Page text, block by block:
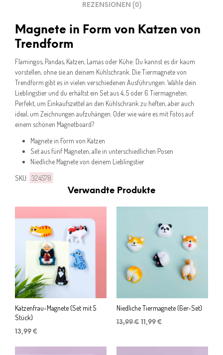
REZENSIONEN (0)
Magnete in Form von Katzen von
Trendform
Flamingos, Pandas, Katzen, Lamas oder Kühe: Du kannst es dir kaum
vorstellen, ohne sie an deinem Kühlschrank. Die Tiermagnete von
Trendform gibt es in vielen verschiedenen Ausführungen. Wähle dein
Lieblingstier und du erhältst ein Set aus 4, 5 oder 6 Tiermagneten.
Perfekt, um Einkaufszettel an den Kühlschrank zu heften, aber auch
ideal, um Zeichnungen aufzuhängen. Oder wie wäre es mit Fotos auf
einem schönen Magnetboard?
Magnete in Form von Katzen
Set aus fünf Magneten, alle in unterschiedlichen Posen
Niedliche Magnete von deinem Lieblingstier
SKU: 324578
Verwandte Produkte
Katzenfrau-Magnete (Set mit 5
Stück)
13,99 €
Niedliche Tiermagnete (6er-Set)
13,99€ Ursprünglicher
13,99 €
11,99 €
11,99 €.